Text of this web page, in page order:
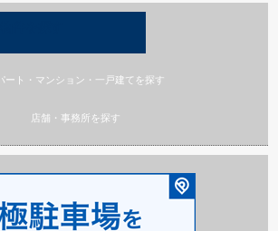
ート・マンション・一戸建てを探す
店舗・事務所を探す